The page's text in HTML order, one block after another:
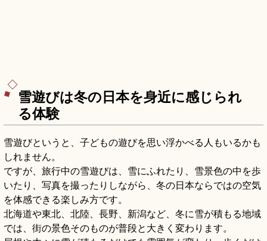
雪遊びは冬の日本を身近に感じられ
る体験
雪遊びというと、子どもの遊びを思い浮かべる人もいるかも
しれません。
ですが、旅行中の雪遊びは、雪にふれたり、雪景色の中を歩
いたり、写真を撮ったりしながら、冬の日本ならではの空気
を体感できる楽しみ方です。
北海道や東北、北陸、長野、新潟など、冬に雪が積もる地域
では、街の景色そのものが普段と大きく変わります。